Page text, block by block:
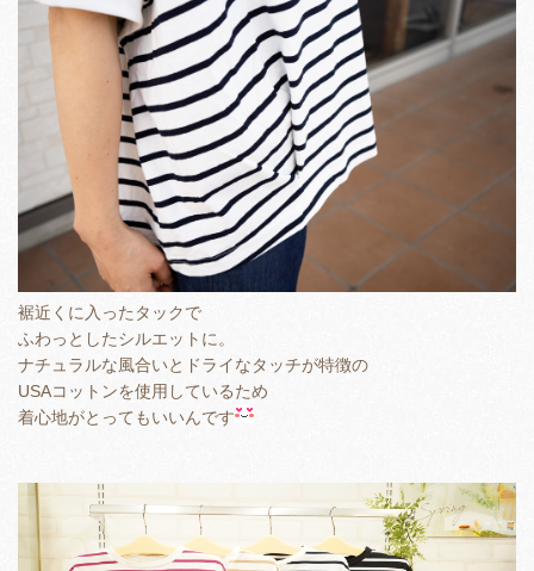
裾近くに入ったタックで
ふわっとしたシルエットに。
ナチュラルな風合いとドライなタッチが特徴の
USAコットンを使用しているため
着心地がとってもいいんです